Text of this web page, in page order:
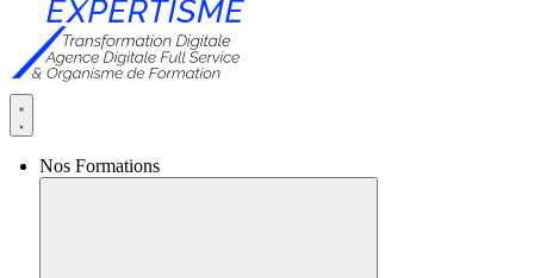
Nos Formations